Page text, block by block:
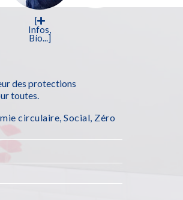
[
Infos,
Bio...]
des protections
toutes.
circulaire,Social, Zéro